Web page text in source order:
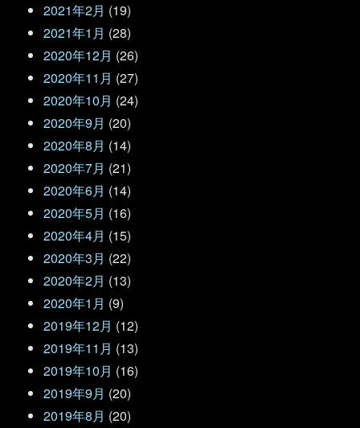
2021年2月 (19)
2021年1月 (28)
2020年12月 (26)
2020年11月 (27)
2020年10月 (24)
2020年9月 (20)
2020年8月 (14)
2020年7月 (21)
2020年6月 (14)
2020年5月 (16)
2020年4月 (15)
2020年3月 (22)
2020年2月 (13)
2020年1月 (9)
2019年12月 (12)
2019年11月 (13)
2019年10月 (16)
2019年9月 (20)
2019年8月 (20)